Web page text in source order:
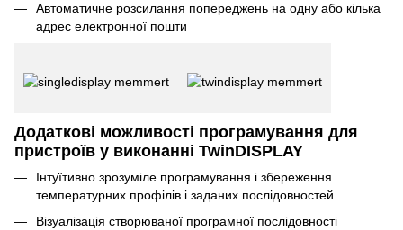
Автоматичне розсилання попереджень на одну або кілька
адрес електронної пошти
Додаткові можливості програмування для
пристроїв у виконанні TwinDISPLAY
Інтуїтивно зрозуміле програмування і збереження
температурних профілів і заданих послідовностей
Візуалізація створюваної програмної послідовності